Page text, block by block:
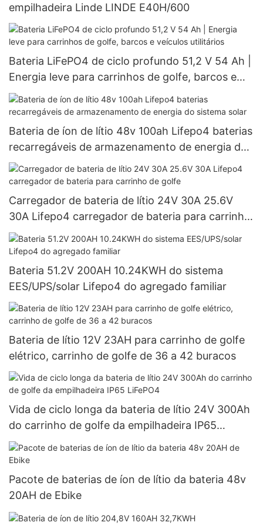
empilhadeira Linde LINDE E40H/600
Bateria LiFePO4 de ciclo profundo 51,2 V 54 Ah |
Energia leve para carrinhos de golfe, barcos e
veículos utilitários
Bateria de íon de lítio 48v 100ah Lifepo4 baterias
recarregáveis ​​de armazenamento de energia do
sistema solar
Carregador de bateria de lítio 24V 30A 25.6V
30A Lifepo4 carregador de bateria para carrinho
de golfe
Bateria 51.2V 200AH 10.24KWH do sistema
EES/UPS/solar Lifepo4 do agregado familiar
Bateria de lítio 12V 23AH para carrinho de golfe
elétrico, carrinho de golfe de 36 a 42 buracos
Vida de ciclo longa da bateria de lítio 24V 300Ah
do carrinho de golfe da empilhadeira IP65
LiFePO4
Pacote de baterias de íon de lítio da bateria 48v
20AH de Ebike